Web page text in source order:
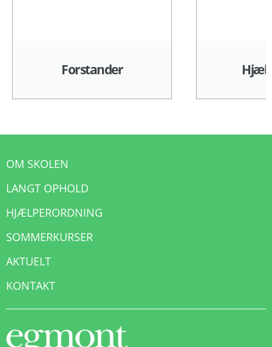
Forstander
OM SKOLEN
LANGT OPHOLD
HJÆLPERORDNING
SOMMERKURSER
AKTUELT
KONTAKT